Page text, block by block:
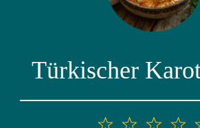
Türkischer